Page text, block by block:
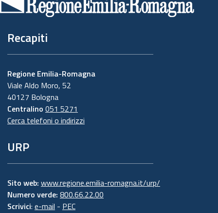
pagina
Recapiti
Regione Emilia-Romagna
Viale Aldo Moro, 52
40127 Bologna
Centralino 051 5271
Cerca telefoni o indirizzi
URP
Sito web: www.regione.emilia-romagna.it/urp/
Numero verde: 800.66.22.00
Scrivici: e-mail - PEC